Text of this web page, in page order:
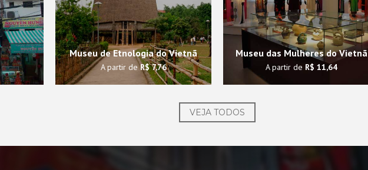
Museu de Etnologia do Vietnã
A partir deR$ 7,76
Museu das Mulheres do Vietnã
A partir de R$ 11,64
VEJA TODOS